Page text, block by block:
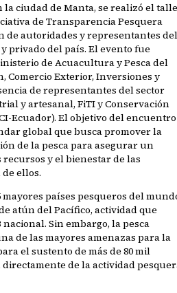
la ciudad de Manta, se realizó el
de Transparencia Pesquera
de autoridades y representantes del
privado del país. El evento fue
de Acuacultura y Pesca del
Comercio Exterior, Inversiones y
de representantes del sector
y artesanal, FiTI y Conservación
Ecuador). El objetivo del encuentro
global que busca promover la
de la pesca para asegurar un
y el bienestar de las
ellos.
mayores países pesqueros del
atún del Pacífico, actividad que
Sin embargo, la pesca
de las mayores amenazas para la
el sustento de más de 80 mil
de la actividad